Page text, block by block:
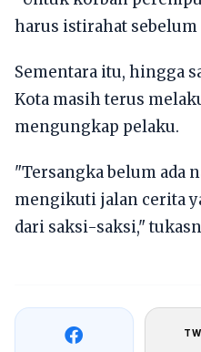
harus istirahat
Sementara itu, hingga
Kota masih terus
mengungkap pelaku.
"Tersangka belum ada
mengikuti jalan cerita
dari saksi-saksi,"